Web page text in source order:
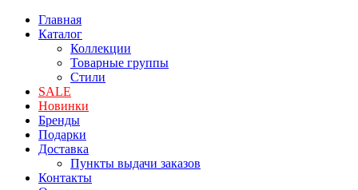
Главная
Каталог
Коллекции
Товарные группы
Стили
SALE
Новинки
Бренды
Подарки
Доставка
Пункты выдачи заказов
Контакты